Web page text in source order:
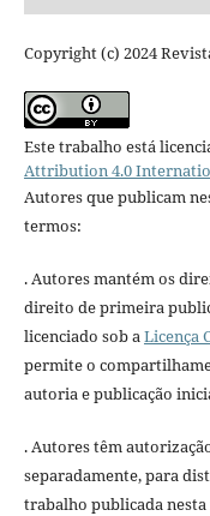
Copyright (c) 2024
Este trabalho está
Attribution 4.0
Autores que publicam
termos:
. Autores mantém os
direito de primeira
licenciado sob aLicença
permite o
autoria e publicação
. Autores têm
separadamente, para
trabalho publicada